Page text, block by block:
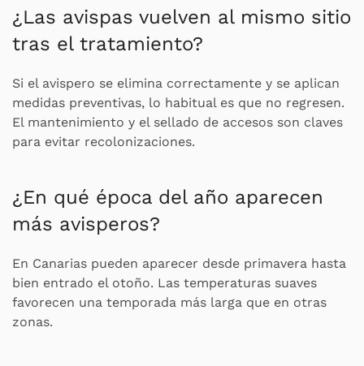
¿Las avispas vuelven al mismo sitio
tras el tratamiento?
Si el avispero se elimina correctamente y se aplican
medidas preventivas, lo habitual es que no regresen.
El mantenimiento y el sellado de accesos son claves
para evitar recolonizaciones.
¿En qué época del año aparecen
más avisperos?
En Canarias pueden aparecer desde primavera hasta
bien entrado el otoño. Las temperaturas suaves
favorecen una temporada más larga que en otras
zonas.